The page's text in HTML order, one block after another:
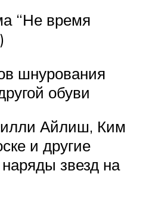
“Не время
шнурования
обуви
Айлиш, Ким
и другие
звезд на